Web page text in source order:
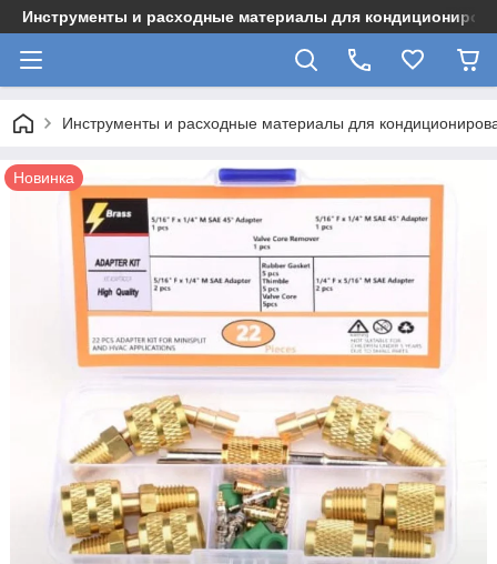
Инструменты и расходные материалы для
Инструменты и расходные материалы для
Новинка